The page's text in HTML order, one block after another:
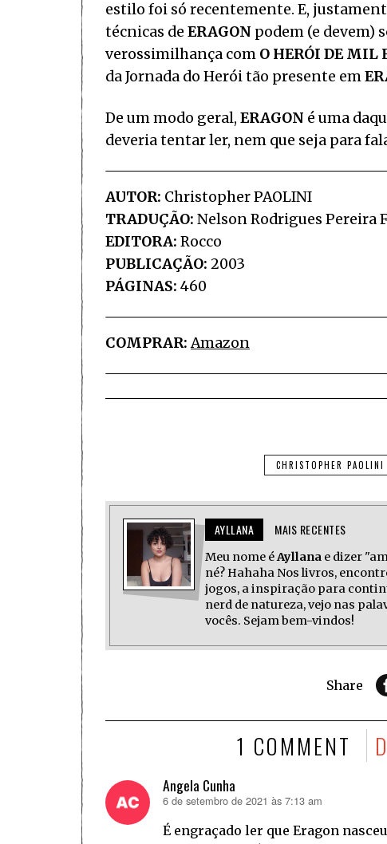
estilo foi só recentemente. E,
técnicas de ERAGON podem (e devem)
verossimilhança com O HERÓI DE MIL
da Jornada do Herói tão presente em
De um modo geral, ERAGON é uma
deveria tentar ler, nem que seja para
AUTOR: Christopher PAOLINI
TRADUÇÃO: Nelson Rodrigues Pereira
EDITORA: Rocco
PUBLICAÇÃO: 2003
PÁGINAS: 460
COMPRAR: Amazon
CHRISTOPHER PAOLINI
AYLLANA MAIS RECENTES
Meu nome éAyllanae dizer
né? Hahaha Nos livros,
jogos, a inspiração para
nerd de natureza, vejo nas
vocês. Sejam bem-vindos!
Share
1 COMMENT
Angela Cunha
disse:
6 de setembro de 2021 às 7:13 am
É engraçado ler que Eragon